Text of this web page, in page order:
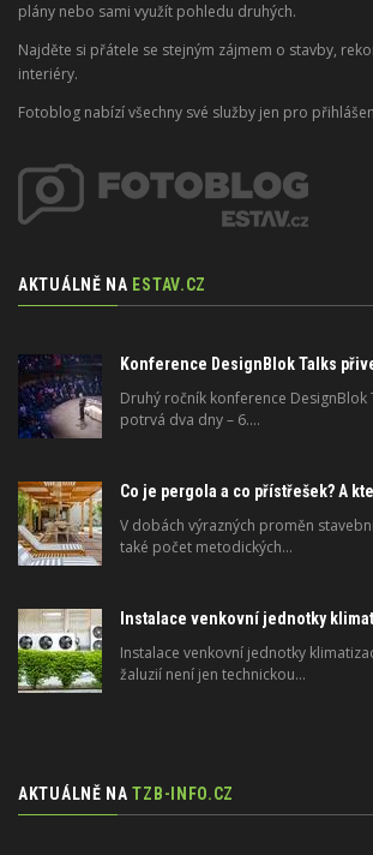
plány nebo sami využít pohledu druhých.
Najděte si přátele se stejným zájmem o stavby,
interiéry.
Fotoblog nabízí všechny své služby jen pro
AKTUÁLNĚ NA ESTAV.CZ
Druhý ročník konference
potrvá dva dny – 6.…
V dobách výrazných proměn
také počet metodických…
Instalace venkovní jednotky
žaluzií není jen technickou…
AKTUÁLNĚ NA TZB-INFO.CZ